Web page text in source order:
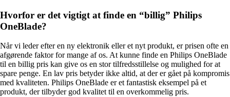
Hvorfor er det vigtigt at finde en “billig” Philips
OneBlade?
Når vi leder efter en ny elektronik eller et nyt produkt, er prisen ofte en
afgørende faktor for mange af os. At kunne finde en Philips OneBlade
til en billig pris kan give os en stor tilfredsstillelse og mulighed for at
spare penge. En lav pris betyder ikke altid, at der er gået på kompromis
med kvaliteten. Philips OneBlade er et fantastisk eksempel på et
produkt, der tilbyder god kvalitet til en overkommelig pris.